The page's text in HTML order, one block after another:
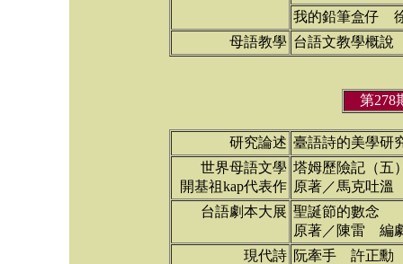
我的鉛筆盒仔
母語教學 台語文教學概
第278
研究論述 臺語詩的美學
世界母語文學
開基祖kap代表作
塔姆歷險記（五
原著／馬克吐
台語劇本大展 聖誕節的數念
原著／陳雷 編
現代詩 阮牽手 許正勳